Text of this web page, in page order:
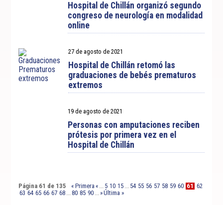
Hospital de Chillán organizó segundo
congreso de neurología en modalidad
online
27 de agosto de 2021
Hospital de Chillán retomó las
graduaciones de bebés prematuros
extremos
19 de agosto de 2021
Personas con amputaciones reciben
prótesis por primera vez en el
Hospital de Chillán
Página 61 de 135 « Primera « ... 5 10 15 ... 54 55 56 57 58 59 60 61 62
63 64 65 66 67 68 ...80 85 90 ...»Última »